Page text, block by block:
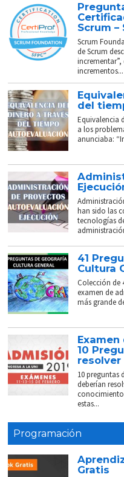
Scrum –
Scrum
de Scrum
incrementos...
del
Equivalencia
a los
anunciaba:
han sido las
tecnologías
41
Cultura
Colección de
examen de
más grande
Examen
10
resolver
10 preguntas
deberían
estas...
Programación
Gratis